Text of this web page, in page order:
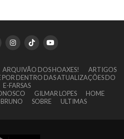
ARQUIVÃO DOS HOAXES!
ARTIGOS
POR DENTRO DAS ATUALIZAÇÕES DO
E-FARSAS
GILMAR LOPES
HOME
SOBRE ULTIMAS